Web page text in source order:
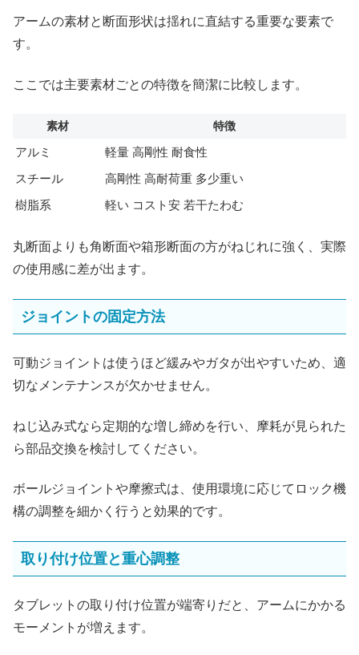
アームの素材と断面形状は揺れに直結する重要な要素で
す。
ここでは主要素材ごとの特徴を簡潔に比較します。
素材 特徴
アルミ
軽量 高剛性 耐食性
スチール
高剛性 高耐荷重 多少重い
樹脂系
軽い コスト安 若干たわむ
丸断面よりも角断面や箱形断面の方がねじれに強く、実際
の使用感に差が出ます。
ジョイントの固定方法
可動ジョイントは使うほど緩みやガタが出やすいため、適
切なメンテナンスが欠かせません。
ねじ込み式なら定期的な増し締めを行い、摩耗が見られた
ら部品交換を検討してください。
ボールジョイントや摩擦式は、使用環境に応じてロック機
構の調整を細かく行うと効果的です。
取り付け位置と重心調整
タブレットの取り付け位置が端寄りだと、アームにかかる
モーメントが増えます。